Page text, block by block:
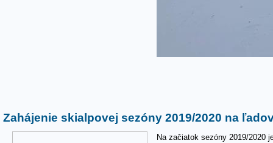
Zahájenie skialpovej sezóny 2019/2020 na
Na začiatok sezóny 2019/2020